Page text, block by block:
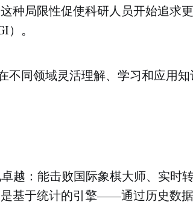
种局限性促使科研人员开始追求
。
不同领域灵活理解、学习和应用
越：能击败国际象棋大师、实时
基于统计的引擎——通过历史数